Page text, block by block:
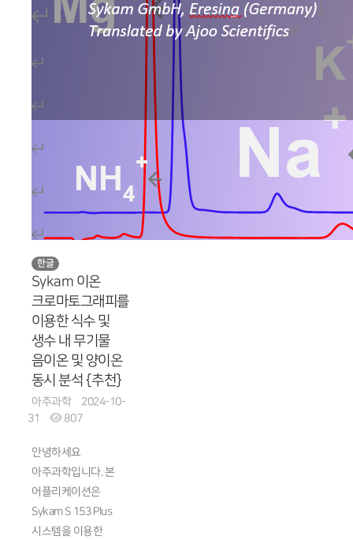
한글
Sykam 이온
크로마토그래피를
이용한 식수 및
생수 내 무기물
음이온 및 양이온
동시 분석 {추천}
아주과학
2024-10-
31
807
안녕하세요
아주과학입니다. 본
어플리케이션은
Sykam S 153 Plus
시스템을 이용한